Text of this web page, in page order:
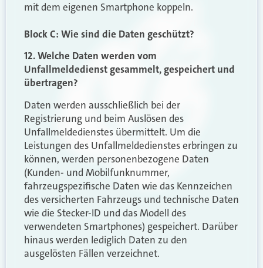
mit dem eigenen Smartphone koppeln.
Block C: Wie sind die Daten geschützt?
12. Welche Daten werden vom
Unfallmeldedienst gesammelt, gespeichert und
übertragen?
Daten werden ausschließlich bei der
Registrierung und beim Auslösen des
Unfallmeldedienstes übermittelt. Um die
Leistungen des Unfallmeldedienstes erbringen zu
können, werden personenbezogene Daten
(Kunden- und Mobilfunknummer,
fahrzeugspezifische Daten wie das Kennzeichen
des versicherten Fahrzeugs und technische Daten
wie die Stecker-ID und das Modell des
verwendeten Smartphones) gespeichert. Darüber
hinaus werden lediglich Daten zu den
ausgelösten Fällen verzeichnet.